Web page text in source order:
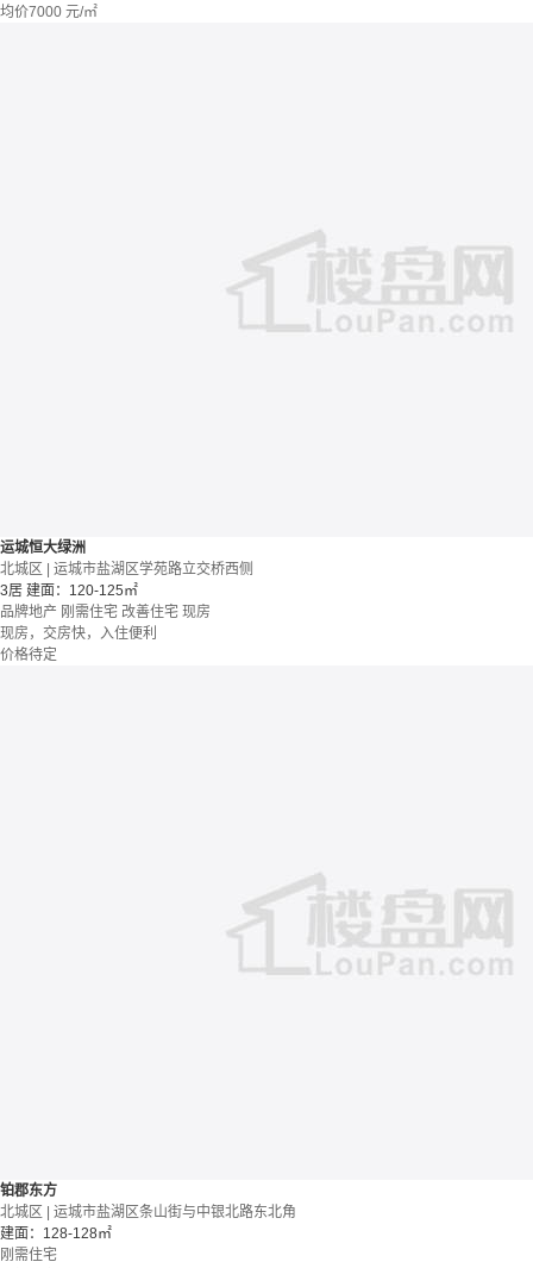
均价7000 元/㎡
运城恒大绿洲
北城区 | 运城市盐湖区学苑路立交桥西侧
3居 建面：120-125㎡
品牌地产 刚需住宅 改善住宅 现房
现房，交房快，入住便利
价格待定
铂郡东方
北城区 | 运城市盐湖区条山街与中银北路东北角
建面：128-128㎡
刚需住宅